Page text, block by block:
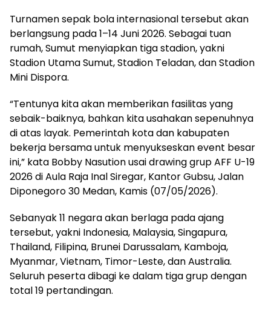
Turnamen sepak bola internasional tersebut akan
berlangsung pada 1–14 Juni 2026. Sebagai tuan
rumah, Sumut menyiapkan tiga stadion, yakni
Stadion Utama Sumut, Stadion Teladan, dan Stadion
Mini Dispora.
“Tentunya kita akan memberikan fasilitas yang
sebaik-baiknya, bahkan kita usahakan sepenuhnya
di atas layak. Pemerintah kota dan kabupaten
bekerja bersama untuk menyukseskan event besar
ini,” kata Bobby Nasution usai drawing grup AFF U-19
2026 di Aula Raja Inal Siregar, Kantor Gubsu, Jalan
Diponegoro 30 Medan, Kamis (07/05/2026).
Sebanyak 11 negara akan berlaga pada ajang
tersebut, yakni Indonesia, Malaysia, Singapura,
Thailand, Filipina, Brunei Darussalam, Kamboja,
Myanmar, Vietnam, Timor-Leste, dan Australia.
Seluruh peserta dibagi ke dalam tiga grup dengan
total 19 pertandingan.